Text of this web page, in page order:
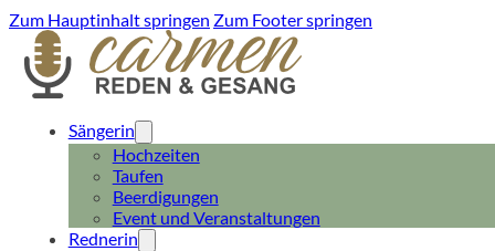
Zum Hauptinhalt springen Zum Footer springen
Sängerin
Hochzeiten
Taufen
Beerdigungen
Event und Veranstaltungen
Rednerin